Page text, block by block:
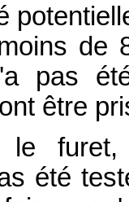
de
pas
être
furet,
été